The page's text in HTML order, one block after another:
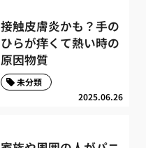
接触皮膚炎かも？手の
ひらが痒くて熱い時の
原因物質
2025.06.26
未分類